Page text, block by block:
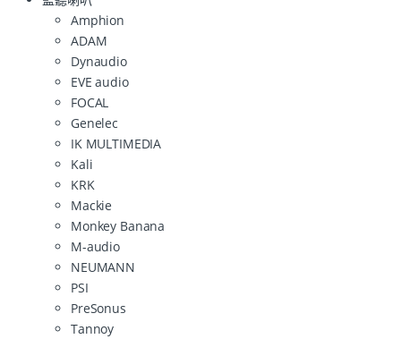
Amphion
ADAM
Dynaudio
EVE audio
FOCAL
Genelec
IK MULTIMEDIA
Kali
KRK
Mackie
Monkey Banana
M-audio
NEUMANN
PSI
PreSonus
Tannoy